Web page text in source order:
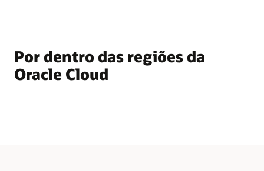
Por dentro das regiões da
Oracle Cloud